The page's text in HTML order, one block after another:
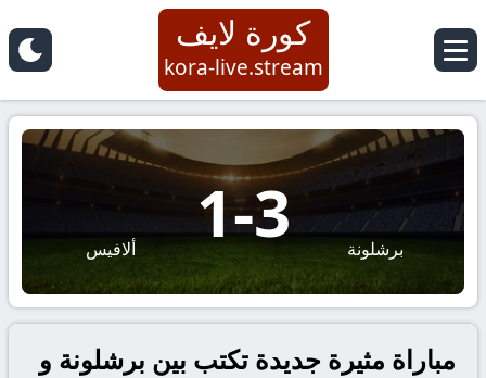
كورة لايف
kora-live.stream
برشلونة 3
-
1 ألافيس
مباراة مثيرة جديدة تكتب بين برشلونة و